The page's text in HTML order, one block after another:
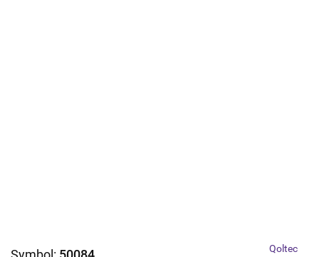
Qoltec